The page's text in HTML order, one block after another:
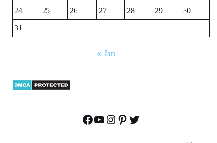
24
25 26 27 28 29
30
31
« Jan